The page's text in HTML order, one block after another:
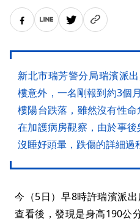
新北市瑞芳警分局瑞濱派
樓意外，一名剛報到約3個
樓陽台跌落，雖然沒有性
在加護病房觀察，由於事
沒睡好頭暈，跌傷的詳細過
今（5日）早8時許瑞濱派
查看後，發現是身高190公